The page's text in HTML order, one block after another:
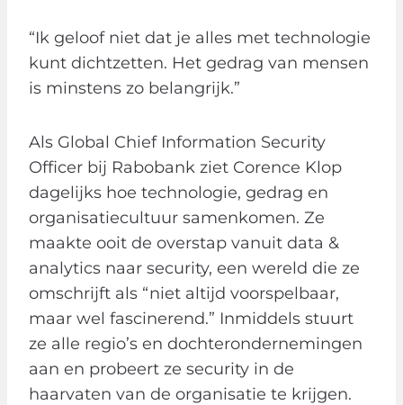
​“Ik geloof niet dat je alles met technologie
kunt dichtzetten. Het gedrag van mensen
is minstens zo belangrijk.”
Als Global Chief Information Security
Officer bij Rabobank ziet Corence Klop
dagelijks hoe technologie, gedrag en
organisatiecultuur samenkomen. Ze
maakte ooit de overstap vanuit data &
analytics naar security, een wereld die ze
omschrijft als “niet altijd voorspelbaar,
maar wel fascinerend.” Inmiddels stuurt
ze alle regio’s en dochterondernemingen
aan en probeert ze security in de
haarvaten van de organisatie te krijgen.